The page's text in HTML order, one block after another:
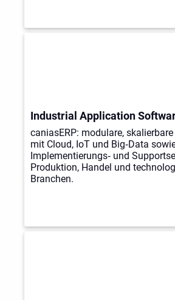
Industrial Application
caniasERP: modulare,
mit Cloud, IoT und Big‑Data
Implementierungs‑ und
Produktion, Handel und
Branchen.